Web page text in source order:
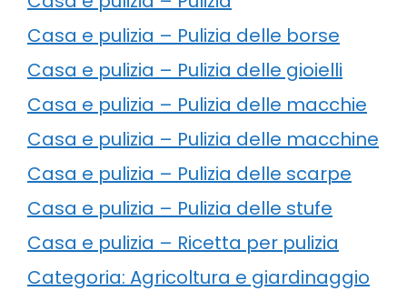
Casa e pulizia – Pulizia delle borse
Casa e pulizia – Pulizia delle gioielli
Casa e pulizia – Pulizia delle macchie
Casa e pulizia – Pulizia delle macchine
Casa e pulizia – Pulizia delle scarpe
Casa e pulizia – Pulizia delle stufe
Casa e pulizia – Ricetta per pulizia
Categoria: Agricoltura e giardinaggio